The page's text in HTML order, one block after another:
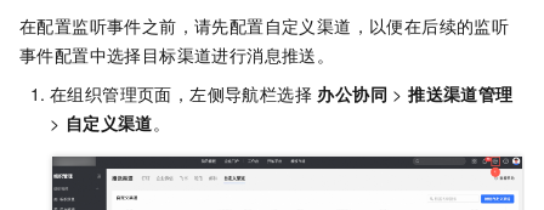
在配置监听事件之前，请先配置自定义渠道，以便在后续的监听
事件配置中选择目标渠道进行消息推送。
在组织管理页面，左侧导航栏选择 办公协同 >推送渠道管理
> 自定义渠道。